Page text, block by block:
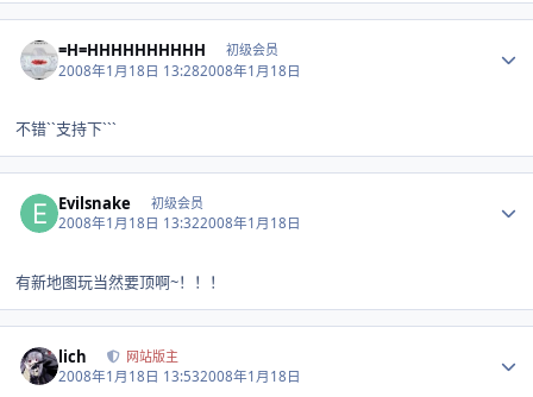
=H=HHHHHHHHHH 初级会员
2008年1月18日 13:282008年1月18日
不错``支持下```
Evilsnake 初级会员
2008年1月18日 13:322008年1月18日
有新地图玩当然要顶啊~！！！
lich 网站版主
2008年1月18日 13:532008年1月18日